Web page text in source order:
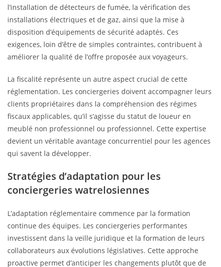
l’installation de détecteurs de fumée, la vérification des
installations électriques et de gaz, ainsi que la mise à
disposition d’équipements de sécurité adaptés. Ces
exigences, loin d’être de simples contraintes, contribuent à
améliorer la qualité de l’offre proposée aux voyageurs.
La fiscalité représente un autre aspect crucial de cette
réglementation. Les conciergeries doivent accompagner leurs
clients propriétaires dans la compréhension des régimes
fiscaux applicables, qu’il s’agisse du statut de loueur en
meublé non professionnel ou professionnel. Cette expertise
devient un véritable avantage concurrentiel pour les agences
qui savent la développer.
Stratégies d’adaptation pour les
conciergeries watrelosiennes
L’adaptation réglementaire commence par la formation
continue des équipes. Les conciergeries performantes
investissent dans la veille juridique et la formation de leurs
collaborateurs aux évolutions législatives. Cette approche
proactive permet d’anticiper les changements plutôt que de